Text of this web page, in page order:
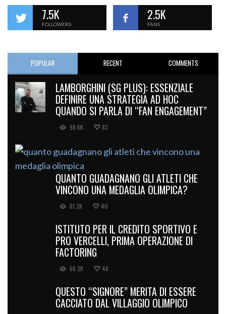
7.5K
FOLLOWERS
2.5K
FANS
POPULAR RECENT COMMENTS
LAMBORGHINI (SG PLUS): ESSENZIALE
DEFINIRE UNA STRATEGIA AD HOC
QUANDO SI PARLA DI “FAN ENGAGEMENT”
98.6K 83
QUANTO GUADAGNANO GLI ATLETI CHE
VINCONO UNA MEDAGLIA OLIMPICA?
81.3K 40
ISTITUTO PER IL CREDITO SPORTIVO E
PRO VERCELLI, PRIMA OPERAZIONE DI
FACTORING
66.3K 48
QUESTO “SIGNORE” MERITA DI ESSERE
CACCIATO DAL VILLAGGIO OLIMPICO